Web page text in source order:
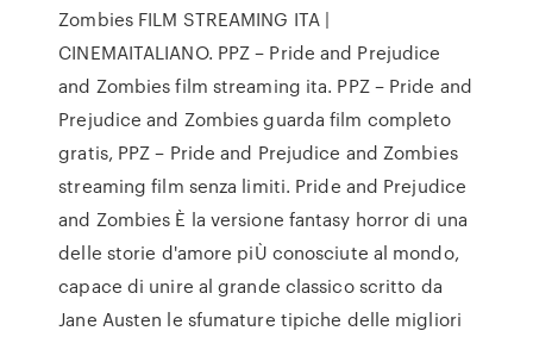
Zombies FILM STREAMING ITA |
CINEMAITALIANO. PPZ – Pride and Prejudice
and Zombies film streaming ita. PPZ – Pride and
Prejudice and Zombies guarda film completo
gratis, PPZ – Pride and Prejudice and Zombies
streaming film senza limiti. Pride and Prejudice
and Zombies È la versione fantasy horror di una
delle storie d'amore piÙ conosciute al mondo,
capace di unire al grande classico scritto da
Jane Austen le sfumature tipiche delle migliori